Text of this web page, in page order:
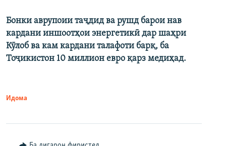
Бонки аврупоии таҷдид ва рушд барои нав
кардани иншоотҳои энергетикӣ дар шаҳри
Кӯлоб ва кам кардани талафоти барқ, ба
Тоҷикистон 10 миллион евро қарз медиҳад.
Идома